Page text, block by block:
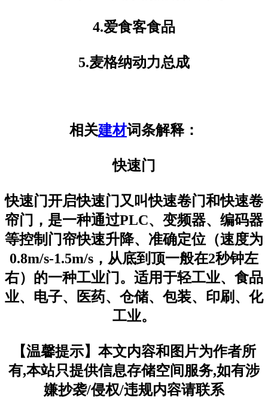
4.爱食客食品
5.麦格纳动力总成
相关建材词条解释：
快速门
快速门开启快速门又叫快速卷门和快速卷
帘门，是一种通过PLC、变频器、编码器
等控制门帘快速升降、准确定位（速度为
0.8m/s-1.5m/s，从底到顶一般在2秒钟左
右）的一种工业门。适用于轻工业、食品
业、电子、医药、仓储、包装、印刷、化
工业。
【温馨提示】本文内容和图片为作者所
有,本站只提供信息存储空间服务,如有涉
嫌抄袭/侵权/违规内容请联系